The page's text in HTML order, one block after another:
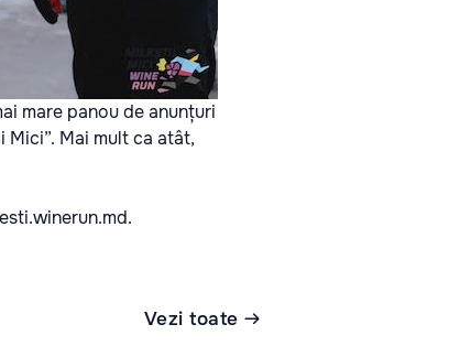
mare panou de anunțuri
Mai mult ca atât,
.
Vezi toate